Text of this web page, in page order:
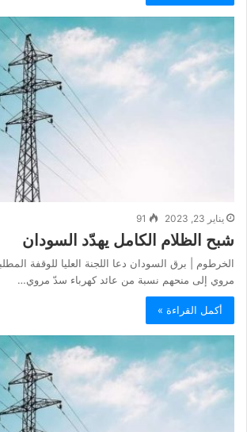
يناير 23, 2023 91
شبح الظلام الكامل يهدّد السودان
الخرطوم | برق السودان دعا اللجنة العليا للوقفة
مروي إلى منحهم نسبة من عائد كهرباء سدّ مروي…
أكمل القراءة »